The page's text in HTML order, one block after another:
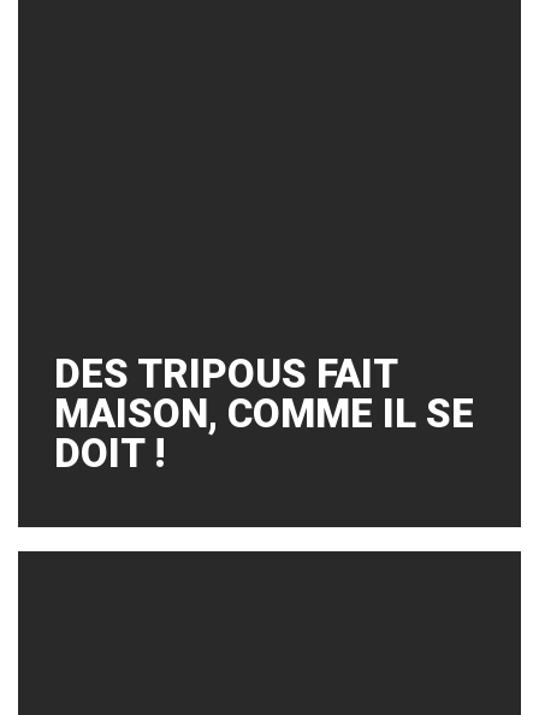
DES TRIPOUS FAIT
MAISON, COMME IL SE
DOIT !